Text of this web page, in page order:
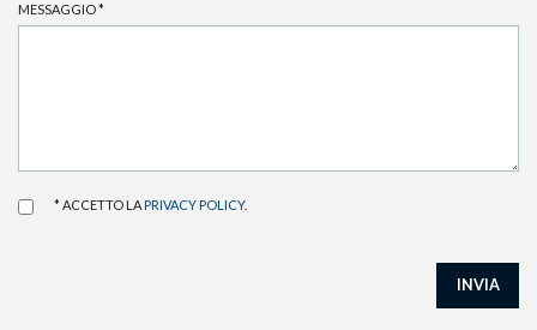
MESSAGGIO*
* ACCETTO LA PRIVACY POLICY.
INVIA